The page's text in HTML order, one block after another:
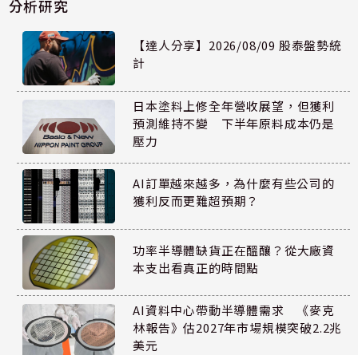
分析研究
【達人分享】2026/08/09 股泰盤勢統
計
日本塗料上修全年營收展望，但獲利
預測維持不變 下半年原料成本仍是
壓力
AI訂單越來越多，為什麼有些公司的
獲利反而更難超預期？
功率半導體缺貨正在醞釀？從大廠資
本支出看真正的時間點
AI資料中心帶動半導體需求 《麥克
林報告》估2027年市場規模突破2.2兆
美元